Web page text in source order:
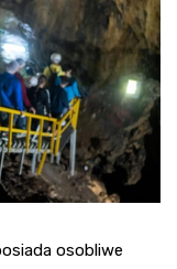
osobliwe